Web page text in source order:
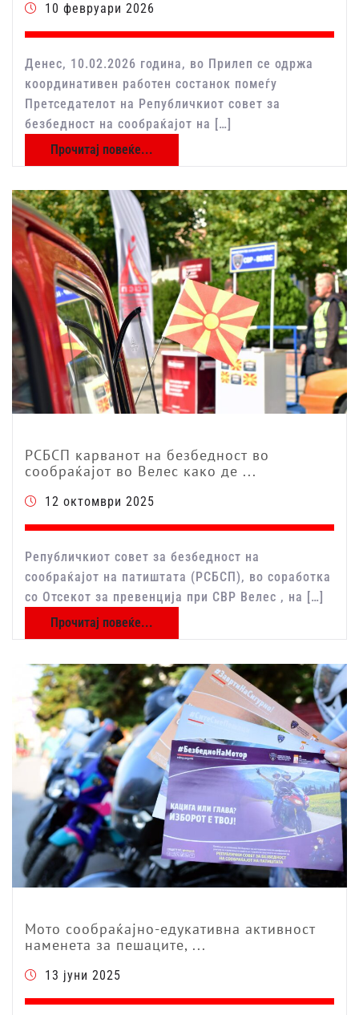
10 февруари 2026
Денес, 10.02.2026 година, во Прилеп се одржа
координативен работен состанок помеѓу
Претседателот на Републичкиот совет за
безбедност на сообраќајот на […]
Прочитај повеќе...
РСБСП карванот на безбедност во
сообраќајот во Велес како де ...
12 октомври 2025
Републичкиот совет за безбедност на
сообраќајот на патиштата (РСБСП), во соработка
со Отсекот за превенција при СВР Велес , на […]
Прочитај повеќе...
Мото сообраќајно-едукативна активност
наменета за пешаците, ...
13 јуни 2025